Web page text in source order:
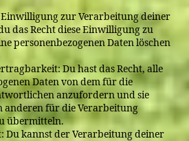
Einwilligung zur Verarbeitung deiner
das Recht diese Einwilligung zu
personenbezogenen Daten löschen
Du hast das Recht, alle
Daten von dem für die
anzufordern und sie
anderen für die Verarbeitung
übermitteln.
Du kannst der Verarbeitung deiner